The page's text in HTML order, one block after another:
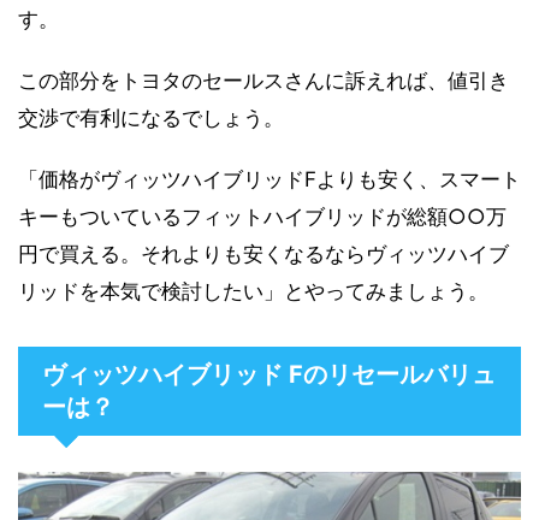
す。
この部分をトヨタのセールスさんに訴えれば、値引き
交渉で有利になるでしょう。
「価格がヴィッツハイブリッドFよりも安く、スマート
キーもついているフィットハイブリッドが総額○○万
円で買える。それよりも安くなるならヴィッツハイブ
リッドを本気で検討したい」とやってみましょう。
ヴィッツハイブリッド Fのリセールバリュ
ーは？